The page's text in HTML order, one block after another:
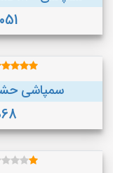
سمپاشی